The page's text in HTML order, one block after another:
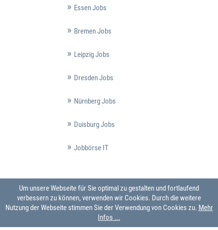
Essen Jobs
Bremen Jobs
Leipzig Jobs
Dresden Jobs
Nürnberg Jobs
Duisburg Jobs
Jobbörse IT
Um unsere Webseite für Sie optimal zu gestalten und fortlaufend
verbessern zu können, verwenden wir Cookies. Durch die weitere
Nutzung der Webseite stimmen Sie der Verwendung von Cookies zu. Mehr
Infos ...